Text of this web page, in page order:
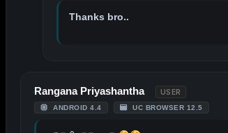
Thanks bro..
Rangana Priyashantha USER
ANDROID 4.4 UC BROWSER 12.5